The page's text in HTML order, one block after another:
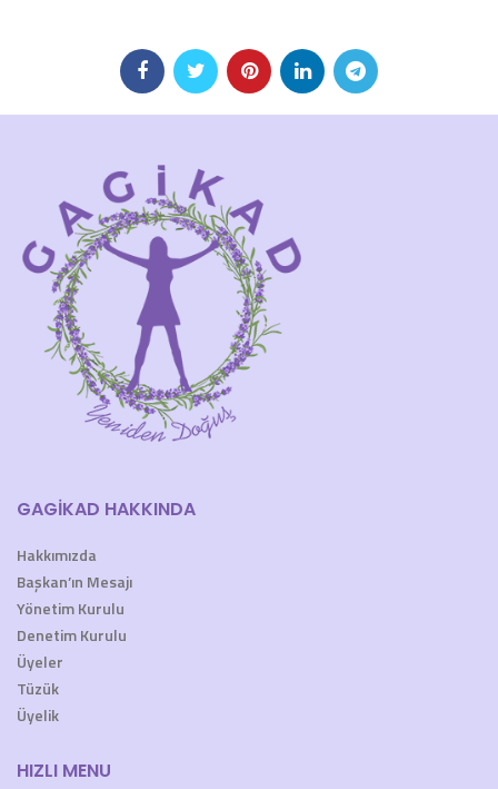
GAGİKAD HAKKINDA
Hakkımızda
Başkan’ın Mesajı
Yönetim Kurulu
Denetim Kurulu
Üyeler
Tüzük
Üyelik
HIZLI MENU